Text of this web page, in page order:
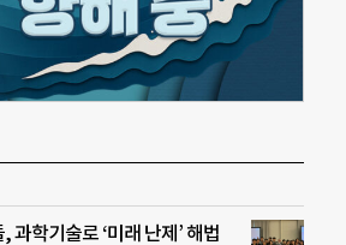
과학기술로 ‘미래 난제’ 해법